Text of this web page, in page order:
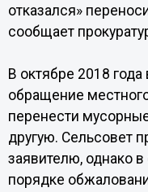
отказался»
сообщает
В октябре 2018
обращение
перенести
другую. Сельсовет
заявителю, однако
порядке